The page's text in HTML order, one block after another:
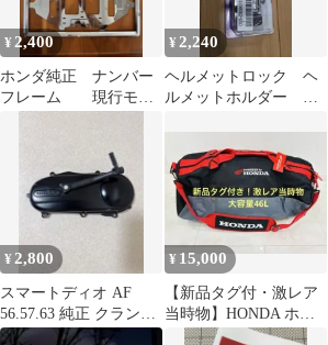
¥ 2,400
ホンダ純正 ナンバー
フレーム 現行モデ
¥ 2,240
ヘルメットロック ヘ
ルメットホルダー ホ
¥2,800
スマートディオ AF
56.57.63 純正 クランク
ケース カバー レストア
¥ 15,000
【新品タグ付・激レア
当時物】HONDA ホン
ダ ウイング ダッフルバ